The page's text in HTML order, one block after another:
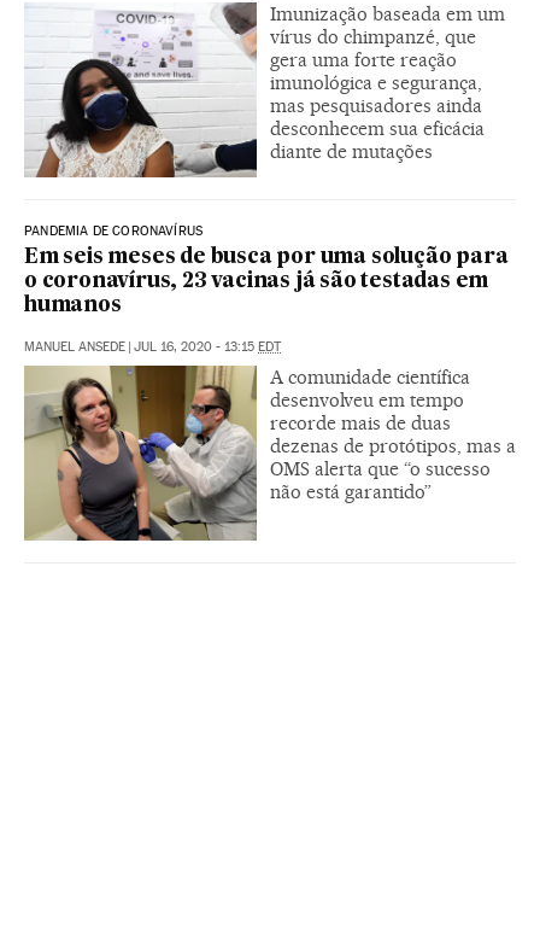
Imunização baseada em um
vírus do chimpanzé, que
gera uma forte reação
imunológica e segurança,
mas pesquisadores ainda
desconhecem sua eficácia
diante de mutações
PANDEMIA DE CORONAVÍRUS
Em seis meses de busca por uma solução para
o coronavírus, 23 vacinas já são testadas em
humanos
MANUEL ANSEDE | JUL 16, 2020 - 13:15 EDT
A comunidade científica
desenvolveu em tempo
recorde mais de duas
dezenas de protótipos, mas a
OMS alerta que “o sucesso
não está garantido”